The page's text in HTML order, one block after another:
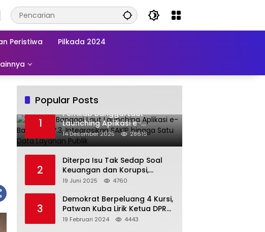
Peristiwa Pilkada 2024
Popular Posts
1
Pemkab Banggai Laut
Launching Aplikasi e-
Balimang V.3, Integrasikan
SAKIP hingga Satu Data
14 Desember 2025 28616
2
Diterpa Isu Tak Sedap Soal
Keuangan dan Korupsi,
Pemda Balut Sebut Isu Tak
19 Juni 2025 4760
3
Demokrat Berpeluang 4 Kursi,
Patwan Kuba Lirik Ketua DPRD
Banggai Laut
19 Februari 2024 4443